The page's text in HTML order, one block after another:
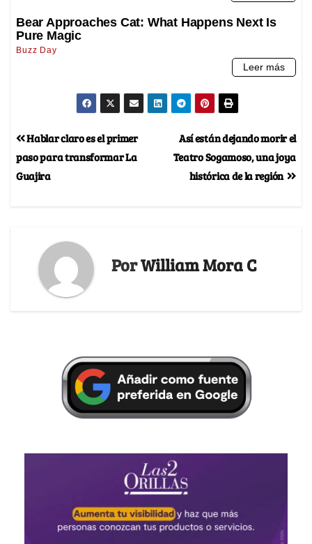
Así están dejando morir el
Teatro Sogamoso, una joya
histórica de la región
Hablar claro es el primer
paso para transformar La
Guajira
PorWilliam Mora C